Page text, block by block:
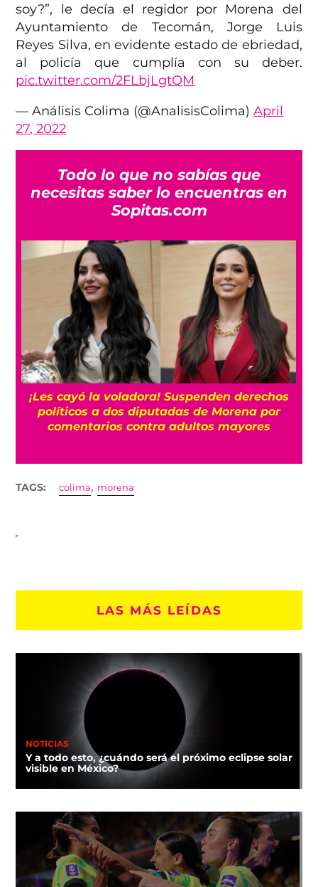
soy?”, le decía el regidor por Morena del
Ayuntamiento de Tecomán, Jorge Luis
Reyes Silva, en evidente estado de ebriedad,
al policía que cumplía con su deber.
pic.twitter.com/2FLbjLgtQM
— Análisis Colima (@AnalisisColima)April
27, 2022
Todo lo que no sabías que
necesitas saber lo encuentras en
Sopitas.com
¡Les cayó la voladora! Suspenden derechos
políticos a dos diputadas de Morena por
comentarios contra adultos mayores
TAGS: colima, morena
LAS MÁS LEÍDAS
NOTICIAS
Y a todo esto, ¿cuándo será el próximo eclipse solar
visible en México?